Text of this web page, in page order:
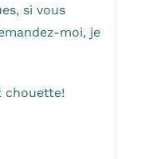
si vous
moi, je
chouette!